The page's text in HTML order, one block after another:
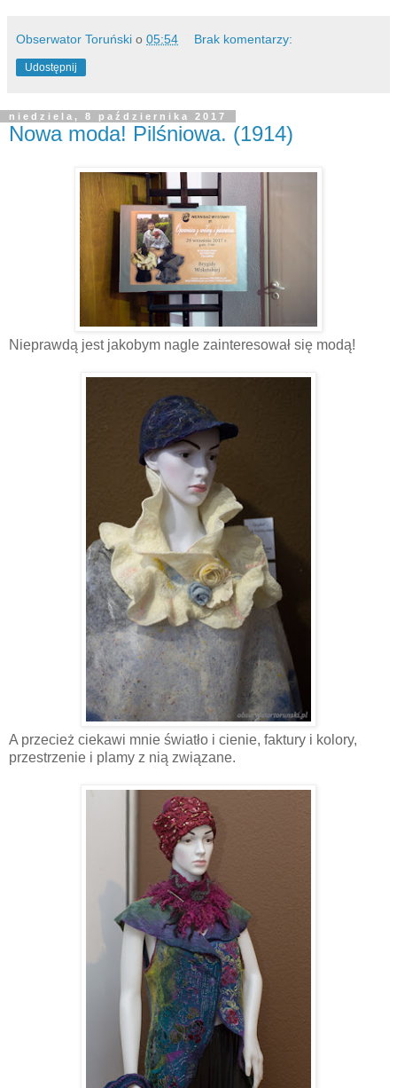
Obserwator Toruński o 05:54 Brak komentarzy:
Udostępnij
niedziela, 8 października 2017
Nowa moda! Pilśniowa. (1914)
Nieprawdą jest jakobym nagle zainteresował się modą!
A przecież ciekawi mnie światło i cienie, faktury i kolory,
przestrzenie i plamy z nią związane.